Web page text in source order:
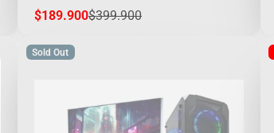
Sale
$189.900Regular
$399.900
Sold Out